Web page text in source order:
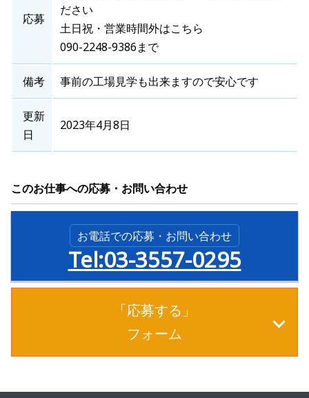
応募
ださい
土日祝・営業時間外はこちら
090-2248-9386まで
備考 事前の工場見学も出来ますので安心です
更新
日
2023年4月8日
このお仕事への応募・お問い合わせ
お電話での応募・お問い合わせ
Tel:03-3557-0295
「応募する」
フォーム